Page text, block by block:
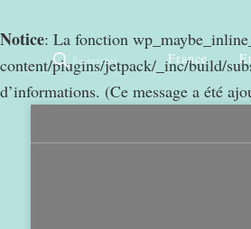
Notice: La fonction
content/plugins/jetpack/_inc/build/
d’informations. (Ce message a été
Rechercher France